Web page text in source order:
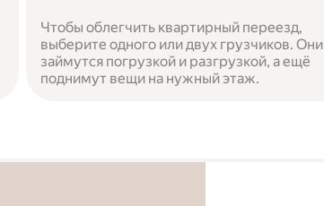
Чтобы облегчить квартирный переезд,
выберите одного или двух грузчиков. Они
займутся погрузкой и разгрузкой, а ещё
поднимут вещи на нужный этаж.